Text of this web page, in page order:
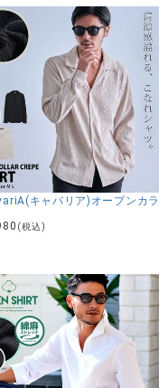
ツ/全4色キャバリア)オープンカラ
(税込)